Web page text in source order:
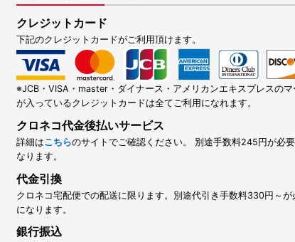
クレジットカード
下記のクレジットカードがご利用頂けます。
※JCB・VISA・master・ダイナース・アメリカンエキスプレスのマ
が入っているクレジットカードは全てご利用になれます。
クロネコ代金後払いサービス
詳細はこちらのサイトでご確認ください。 別途手数料245円が必
なります。
代金引換
クロネコ宅配便での配送に限ります。別途代引き手数料330円～が
になります。
銀行振込